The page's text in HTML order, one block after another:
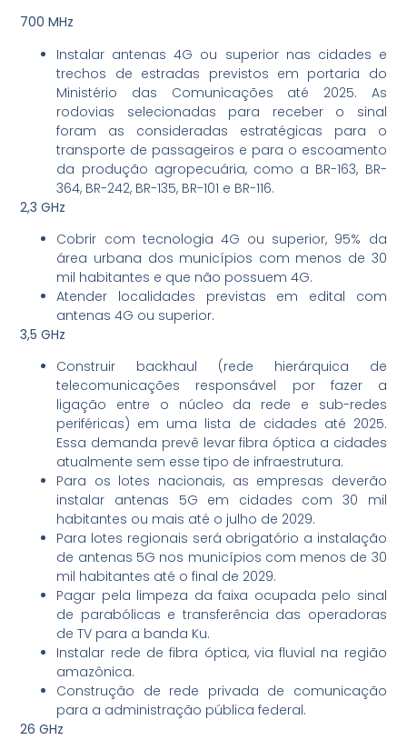
700 MHz
Instalar antenas 4G ou superior nas cidades e
trechos de estradas previstos em portaria do
Ministério das Comunicações até 2025. As
rodovias selecionadas para receber o sinal
foram as consideradas estratégicas para o
transporte de passageiros e para o escoamento
da produção agropecuária, como a BR-163, BR-
364, BR-242, BR-135, BR-101 e BR-116.
2,3 GHz
Cobrir com tecnologia 4G ou superior, 95% da
área urbana dos municípios com menos de 30
mil habitantes e que não possuem 4G.
Atender localidades previstas em edital com
antenas 4G ou superior.
3,5 GHz
Construir backhaul (rede hierárquica de
telecomunicações responsável por fazer a
ligação entre o núcleo da rede e sub-redes
periféricas) em uma lista de cidades até 2025.
Essa demanda prevê levar fibra óptica a cidades
atualmente sem esse tipo de infraestrutura.
Para os lotes nacionais, as empresas deverão
instalar antenas 5G em cidades com 30 mil
habitantes ou mais até o julho de 2029.
Para lotes regionais será obrigatório a instalação
de antenas 5G nos municípios com menos de 30
mil habitantes até o final de 2029.
Pagar pela limpeza da faixa ocupada pelo sinal
de parabólicas e transferência das operadoras
de TV para a banda Ku.
Instalar rede de fibra óptica, via fluvial na região
amazônica.
Construção de rede privada de comunicação
para a administração pública federal.
26 GHz